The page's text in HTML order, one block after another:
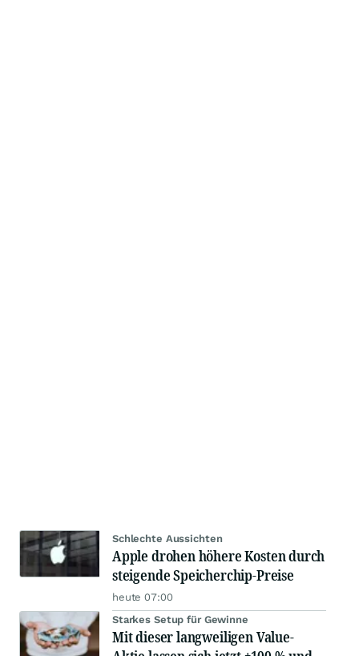
Schlechte Aussichten
Apple drohen höhere Kosten durch
steigende Speicherchip-Preise
heute 07:00
Starkes Setup für Gewinne
Mit dieser langweiligen Value-